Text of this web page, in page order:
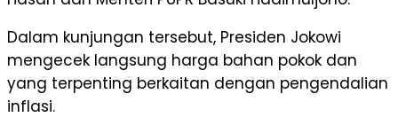
Dalam kunjungan tersebut, Presiden Jokowi
mengecek langsung harga bahan pokok dan
yang terpenting berkaitan dengan pengendalian
inflasi.